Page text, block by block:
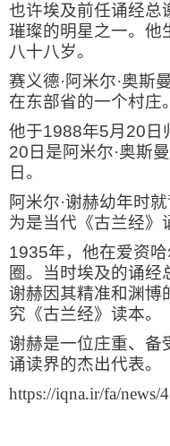
也许埃及前任诵经总
璀璨的明星之一。他
八十八岁。
赛义德·阿米尔·奥斯
在东部省的一个村庄。
他于1988年5月 20 日
20 日是阿米尔·奥斯
日。
阿米尔·谢赫幼年时
为是当代《古兰经》
1935年，他在爱资
圈。当时埃及的诵经
谢赫因其精准和渊博
究《古兰经》读本。
谢赫是一位庄重、备
诵读界的杰出代表。
https://iqna.ir/fa/news/